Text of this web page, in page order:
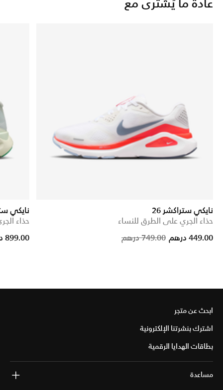
عادة ما يُشترى مع
نايكي ستراكشر 26
حذاء الجري على الطرق للنساء
Price 749.00 درهم to
449.00 درهم
نايكي
حذاء
899.00 درهم
ابحث عن متجر
اشترك بنشرتنا الإلكترونية
بطاقات الهدايا الرقمية
مساعدة